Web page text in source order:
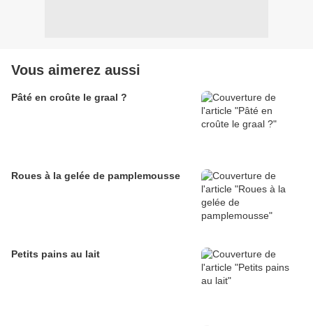
Vous aimerez aussi
Pâté en croûte le graal ?
Roues à la gelée de pamplemousse
Petits pains au lait